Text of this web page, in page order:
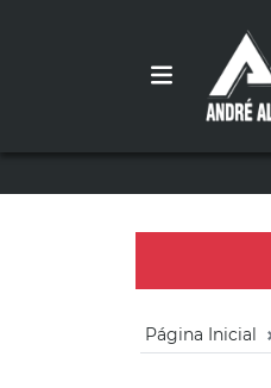
Página Inicial